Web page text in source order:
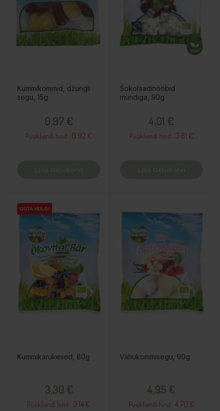
Kummikommid, džungli
segu, 15g
0,97 €
Püsikliendi hind : 0.92 €
Šokolaadinööbid
mündiga, 90g
4,01 €
Püsikliendi hind : 3.81 €
OSTA HULGI
OSTA HULGI
OSTA HULGI
Kummikarukesed, 80g
3,30 €
Püsikliendi hind : 3.14 €
Vahukommisegu, 90g
4,95 €
Püsikliendi hind : 4.70 €